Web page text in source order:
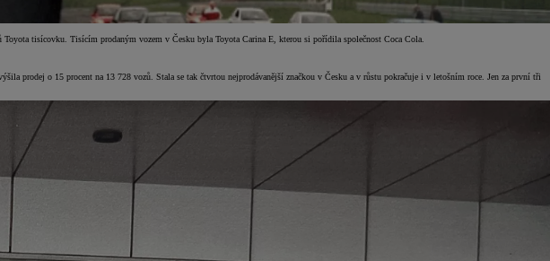
tisícovku. Tisícím prodaným vozem v Česku byla Toyota Carina E, kterou si pořídila společnost Coca Cola.
prodej o 15 procent na 13 728 vozů. Stala se tak čtvrtou nejprodávanější značkou v Česku a v růstu pokračuje i v letošním roce. Jen za první tři